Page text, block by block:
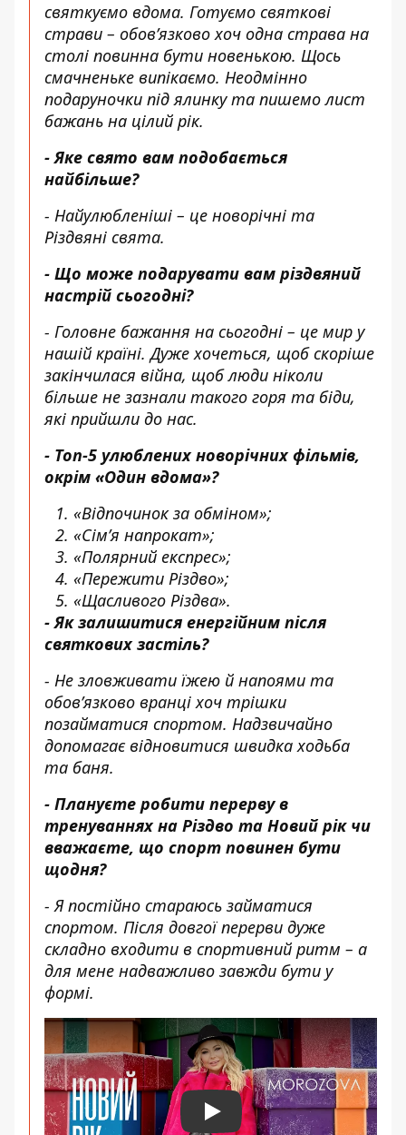
святкуємо вдома. Готуємо святкові
страви – обовʼязково хоч одна страва на
столі повинна бути новенькою. Щось
смачненьке випікаємо. Неодмінно
подаруночки під ялинку та пишемо лист
бажань на цілий рік.
- Яке свято вам подобається
найбільше?
- Найулюбленіші – це новорічні та
Різдвяні свята.
- Що може подарувати вам різдвяний
настрій сьогодні?
- Головне бажання на сьогодні – це мир у
нашій країні. Дуже хочеться, щоб скоріше
закінчилася війна, щоб люди ніколи
більше не зазнали такого горя та біди,
які прийшли до нас.
- Топ-5 улюблених новорічних фільмів,
окрім «Один вдома»?
«Відпочинок за обміном»;
«Сімʼя напрокат»;
«Полярний експрес»;
«Пережити Різдво»;
«Щасливого Різдва».
- Як залишитися енергійним після
святкових застіль?
- Не зловживати їжею й напоями та
обовʼязково вранці хоч трішки
позайматися спортом. Надзвичайно
допомагає відновитися швидка ходьба
та баня.
- Плануєте робити перерву в
тренуваннях на Різдво та Новий рік чи
вважаєте, що спорт повинен бути
щодня?
- Я постійно стараюсь займатися
спортом. Після довгої перерви дуже
складно входити в спортивний ритм – а
для мене надважливо завжди бути у
формі.
Play